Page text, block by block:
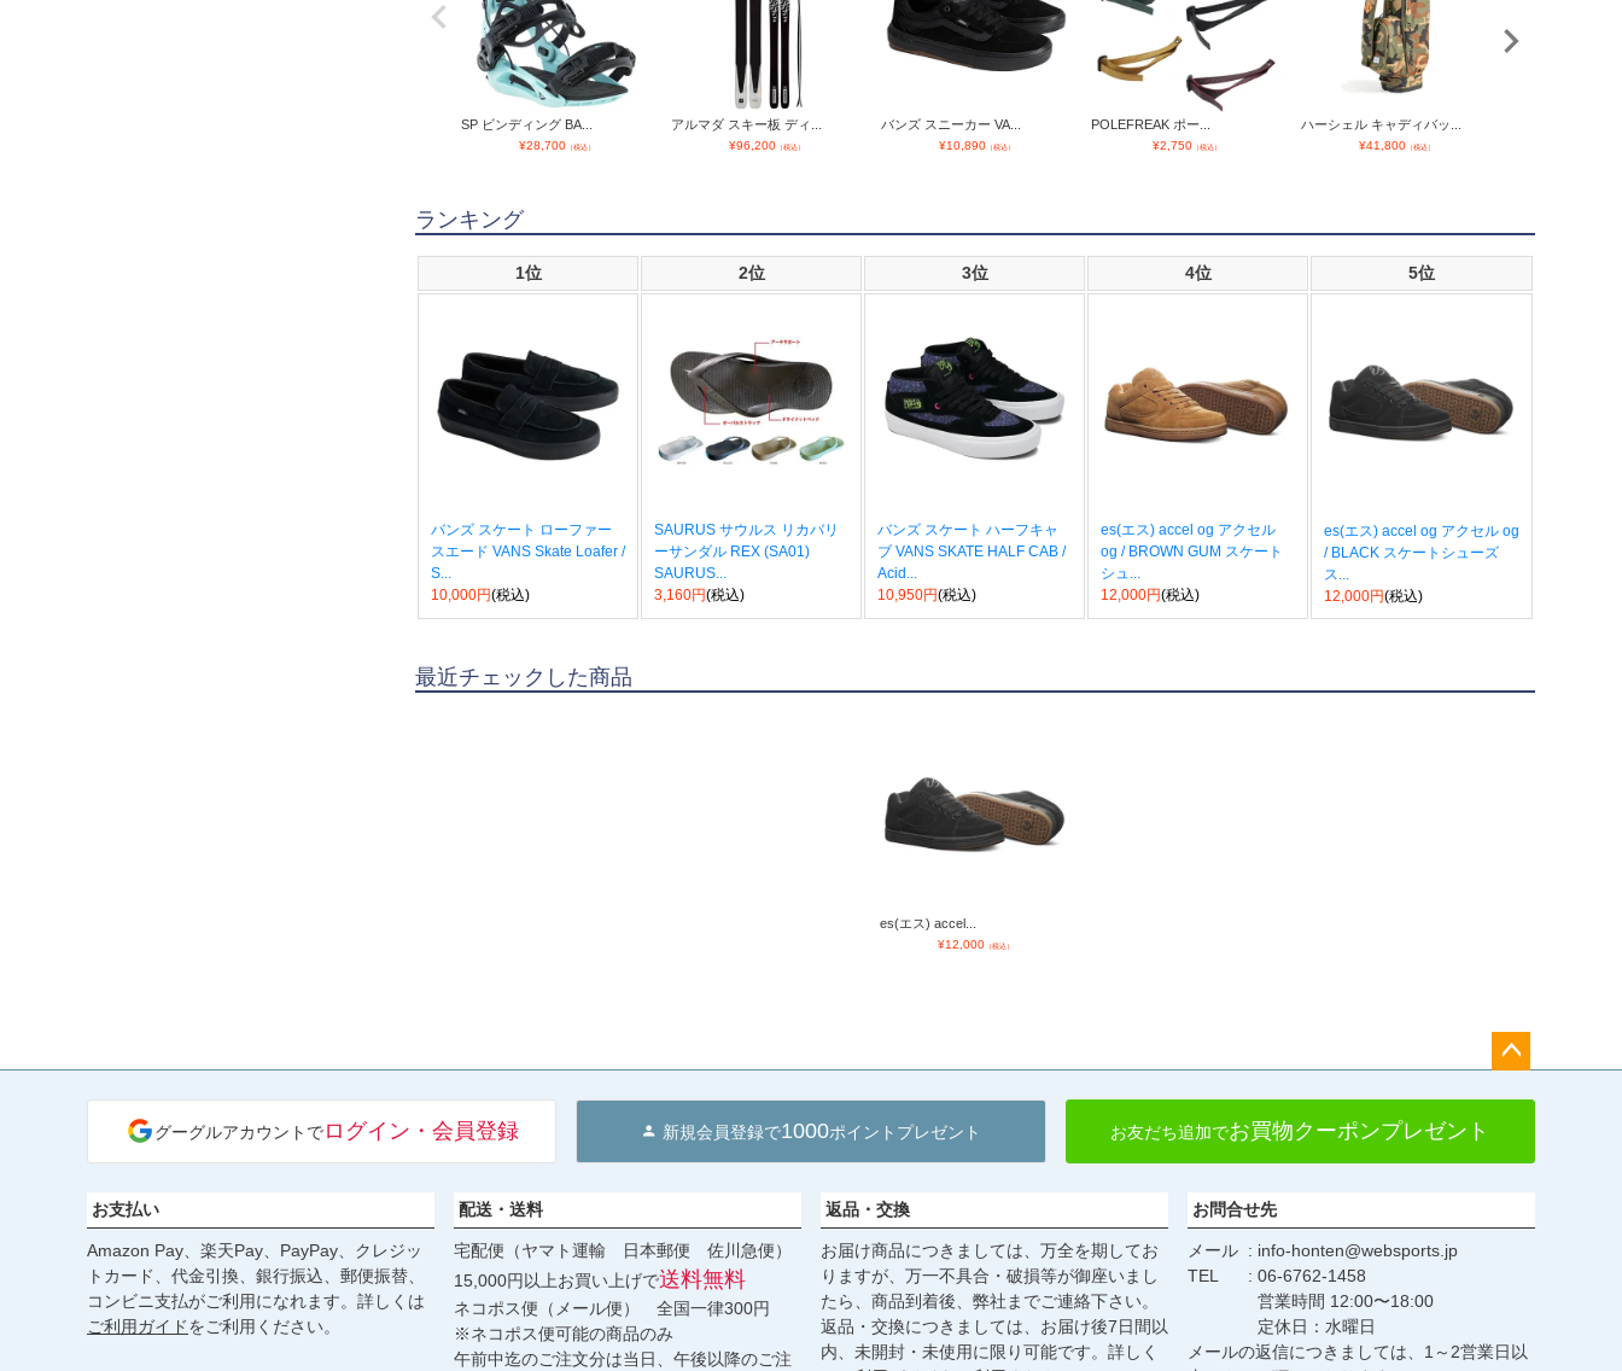
SP ビンディング BA...
¥28,700（税込）
アルマダ スキー板 ディ...
¥96,200（税込）
バンズ スニーカー VA...
¥10,890（税込）
POLEFREAK ポー...
¥2,750（税込）
ハーシェル キャディバッ...
¥41,800（税込）
ランキング
1位 2位 3位 4位 5位
バンズ スケート ローファー
スエード VANS Skate Loafer /
S...
10,000円(税込)
SAURUS サウルス リカバリ
ーサンダル REX (SA01)
SAURUS...
3,160円(税込)
バンズ スケート ハーフキャ
ブ VANS SKATE HALF CAB /
Acid...
10,950円(税込)
es(エス) accel og アクセル
og / BROWN GUM スケート
シュ...
12,000円(税込)
es(エス) accel og アクセル og
/ BLACK スケートシューズ
ス...
12,000円(税込)
最近チェックした商品
es(エス) accel...
¥12,000（税込）
へ
グーグルアカウントでログイン・会員登録 新規会員登録で1000ポイントプレゼント お友だち追加でお買物クーポンプレゼント
お支払い
Amazon Pay、楽天Pay、PayPay、クレジッ
トカード、代金引換、銀行振込、郵便振替、
コンビニ支払がご利用になれます。詳しくは
ご利用ガイドをご利用ください。
配送・送料
宅配便（ヤマト運輸 日本郵便 佐川急便）
15,000円以上お買い上げで送料無料
ネコポス便（メール便） 全国一律300円
※ネコポス便可能の商品のみ
午前中迄のご注文分は当日、午後以降のご注
返品・交換
お届け商品につきましては、万全を期してお
りますが、万一不具合・破損等が御座いまし
たら、商品到着後、弊社までご連絡下さい。
返品・交換につきましては、お届け後7日間以
内、未開封・未使用に限り可能です。詳しく
お問合せ先
メール
info-honten@websports.jp
TEL
06-6762-1458
営業時間 12:00〜18:00
定休日：水曜日
メールの返信につきましては、1～2営業日以